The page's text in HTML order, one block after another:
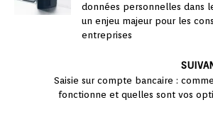
données personnelles dans
un enjeu majeur pour les
entreprises
Saisie sur compte bancaire :
fonctionne et quelles sont vos